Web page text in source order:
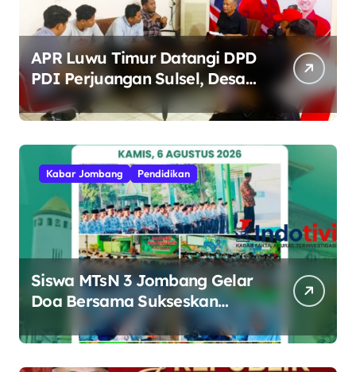
APR Luwu Timur Datangi DPD
PDI Perjuangan Sulsel, Desak
Evaluasi Ketua DPRD Lutim
Kabar Jombang Pendidikan
Siswa MTsN 3 Jombang Gelar
Doa Bersama Sukseskan
Muktamar ke-35 NU di
Tambakberas